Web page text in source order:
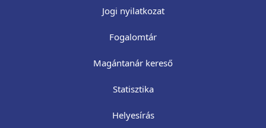
Jogi nyilatkozat
Fogalomtár
Magántanár kereső
Statisztika
Helyesírás